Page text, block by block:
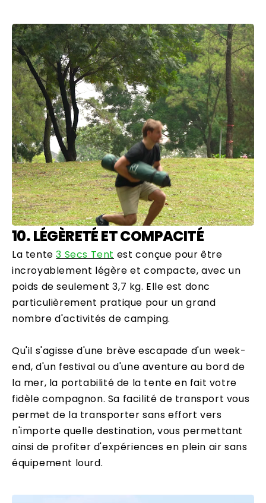
10. LÉGÈRETÉ ET COMPACITÉ
La tente3 Secs Tent est conçue pour être
incroyablement légère et compacte, avec un
poids de seulement 3,7 kg. Elle est donc
particulièrement pratique pour un grand
nombre d'activités de camping.
Qu'il s'agisse d'une brève escapade d'un week-
end, d'un festival ou d'une aventure au bord de
la mer, la portabilité de la tente en fait votre
fidèle compagnon. Sa facilité de transport vous
permet de la transporter sans effort vers
n'importe quelle destination, vous permettant
ainsi de profiter d'expériences en plein air sans
équipement lourd.